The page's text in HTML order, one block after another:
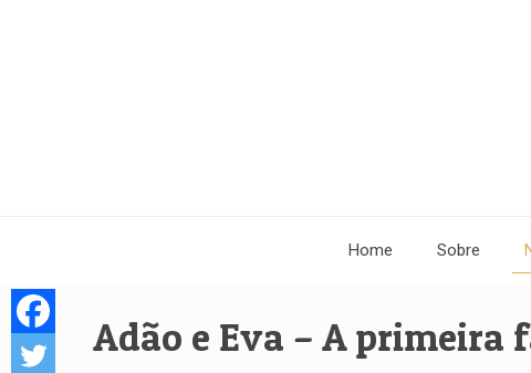
Home Sobre
Adão e Eva – A primeira